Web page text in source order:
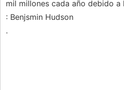
mil millones cada año debido
: Benjsmin Hudson
.